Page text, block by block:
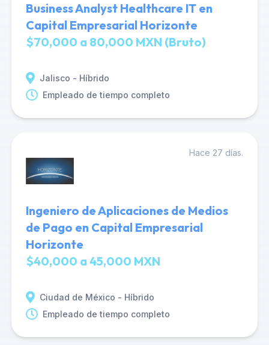
Business Analyst Healthcare IT en
Capital Empresarial Horizonte
$70,000 a 80,000 MXN (Bruto)
Jalisco - Híbrido
Empleado de tiempo completo
Hace 27 días.
Ingeniero de Aplicaciones de Medios
de Pago en Capital Empresarial
Horizonte
$40,000 a 45,000 MXN
Ciudad de México - Híbrido
Empleado de tiempo completo